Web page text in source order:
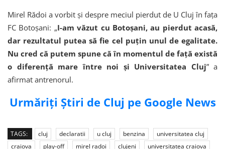
Mirel Rădoi a vorbit și despre meciul pierdut de U Cluj în fața
FC Botoșani: „I-am văzut cu Botoșani, au pierdut acasă,
dar rezultatul putea să fie cel puțin unul de egalitate.
Nu cred că putem spune că în momentul de față există
o diferență mare între noi și Universitatea Cluj” a
afirmat antrenorul.
Urmăriți Știri de Cluj pe Google News
TAGS: cluj declaratii u cluj benzina
universitatea cluj
craiova
play-off mirel radoi clujeni
universitatea craiova